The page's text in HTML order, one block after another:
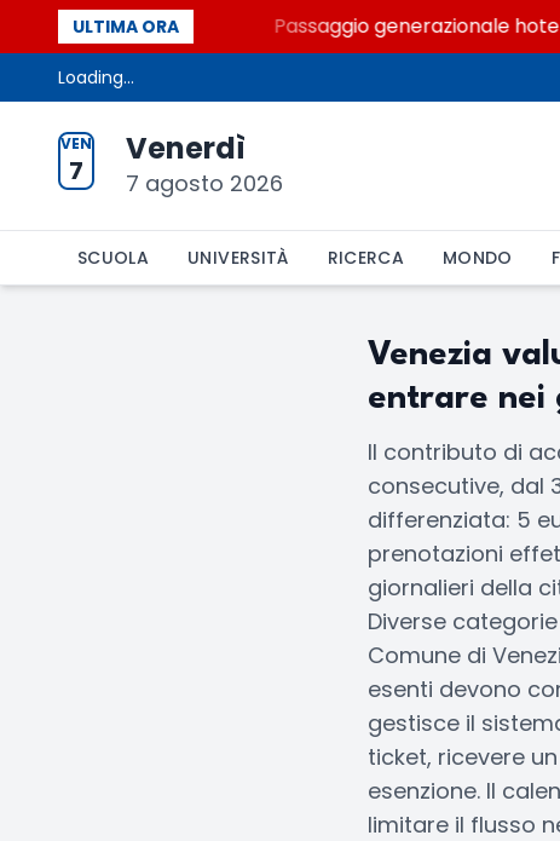
ULTIMA ORA
dei Palcoscenici Passaggio generazionale
Loading...
VEN
7
Venerdì
7 agosto 2026
SCUOLA UNIVERSITÀ RICERCA MONDO
Venezia
entrare nei
Il contributo di
consecutive, dal
differenziata: 5
prenotazioni
giornalieri della
Diverse
Comune di
esenti devono
gestisce il
ticket, ricevere
esenzione. Il
limitare il flusso